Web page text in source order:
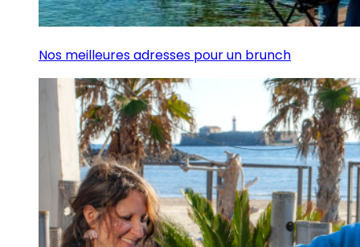
Nos meilleures adresses pour un brunch